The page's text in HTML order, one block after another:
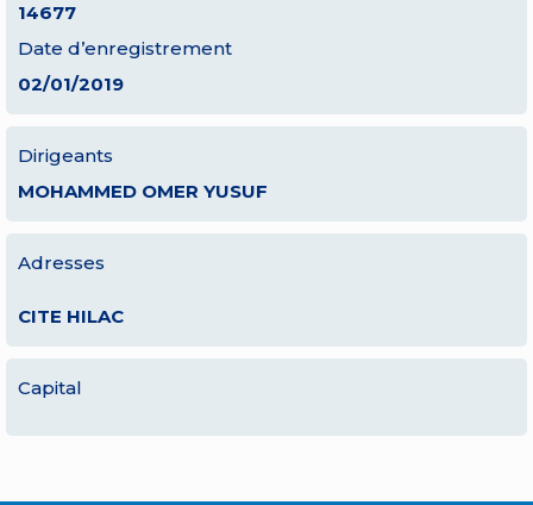
14677
Date d’enregistrement
02/01/2019
Dirigeants
MOHAMMED OMER YUSUF
Adresses
CITE HILAC
Capital